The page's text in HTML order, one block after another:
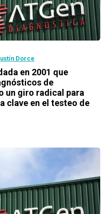
Dorce
en 2001 que
de
un giro radical para
clave en el testeo de